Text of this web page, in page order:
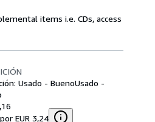
items i.e. CDs, access
Usado - BuenoUsado -
EUR 3,24